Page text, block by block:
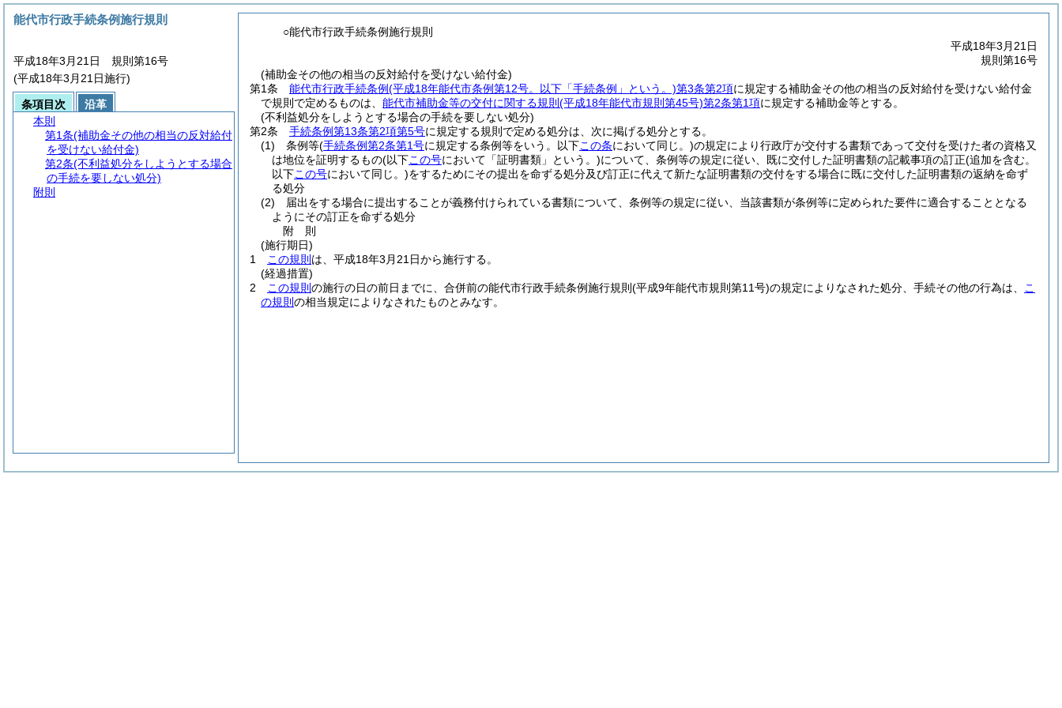
○能代市行政手続条例施行規則
平成18年3月21日
規則第16号
(補助金その他の相当の反対給付を受けない給付金)
第1条
能代市行政手続条例(平成18年能代市条例第12号。以下「手続条例」という。)第3条第2項に規定する補助金その他の相当の反対給付を受けない給付金
で規則で定めるものは、 能代市補助金等の交付に関する規則 (平成18年能代市規則第45号)第2条第1項に規定する補助金等とする。
(不利益処分をしようとする場合の手続を要しない処分)
第2条
手続条例第13条第2項第5号に規定する規則で定める処分は、次に掲げる処分とする。
(1)
条例等(手続条例第2条第1号に規定する条例等をいう。以下この条において同じ。)の規定により行政庁が交付する書類であって交付を受けた者の資格又
は地位を証明するもの(以下この号において「証明書類」という。)について、条例等の規定に従い、既に交付した証明書類の記載事項の訂正(追加を含む。
以下この号において同じ。)をするためにその提出を命ずる処分及び訂正に代えて新たな証明書類の交付をする場合に既に交付した証明書類の返納を命ず
る処分
(2)
届出をする場合に提出することが義務付けられている書類について、条例等の規定に従い、当該書類が条例等に定められた要件に適合することとなる
ようにその訂正を命ずる処分
附 則
(施行期日)
1
この規則 は、平成18年3月21日から施行する。
(経過措置)
2
この規則 の施行の日の前日までに、合併前の能代市行政手続条例施行規則 (平成9年能代市規則第11号)の規定によりなされた処分、手続その他の行為は、
こ
の規則 の相当規定によりなされたものとみなす。
能代市行政手続条例施行規則
平成18年3月21日 規則第16号
(平成18年3月21日施行)
条項目次
沿革
本則
第1条(補助金その他の相当の反対給付
を受けない給付金)
第2条(不利益処分をしようとする場合
の手続を要しない処分)
附則